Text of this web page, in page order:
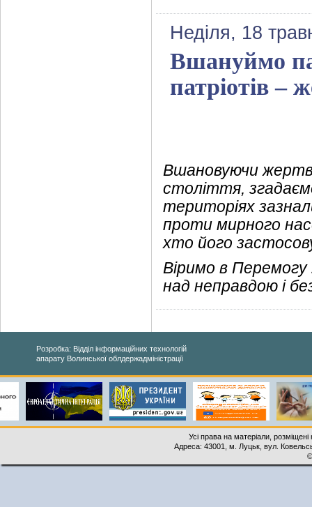
Неділя, 18
Вшануймо
патріотів –
Вшановуючи жертв
століття,
територіях
проти мирного
хто його
Віримо в
над неправдою і
Розробка: Відділ інформаційних технологій
апарату Волинської облдержадміністрації
Усі права на матеріали,
Адреса: 43001, м. Луцьк, вул.